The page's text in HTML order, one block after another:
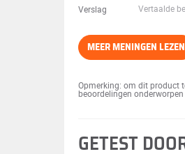
Verslag Vertaalde
MEER MENINGEN LEZEN
Opmerking: om dit product
beoordelingen
GETEST